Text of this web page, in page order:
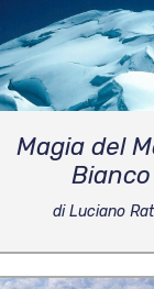
Magia del
Bianco
di Luciano